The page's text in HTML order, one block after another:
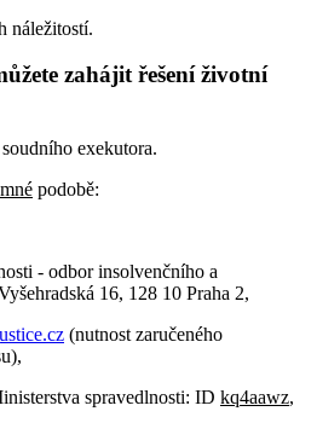
náležitostí.
zahájit řešení životní
exekutora.
podobě:
- odbor insolvenčního a
16, 128 10 Praha 2,
(nutnost zaručeného
spravedlnosti: ID kq4aawz,